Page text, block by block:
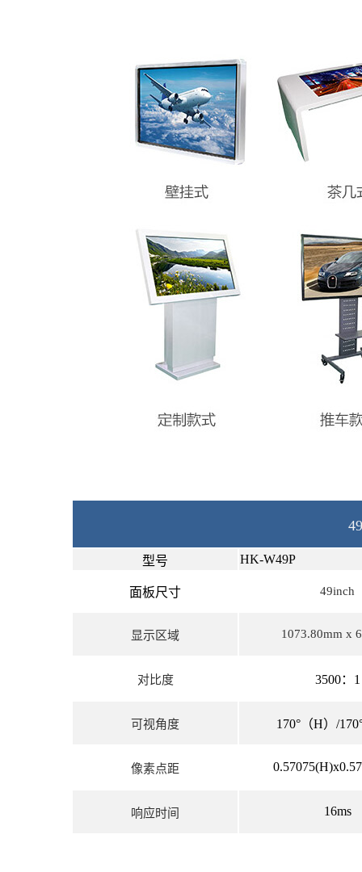
型号 HK-W49P
面板尺寸 49inch
显示区域 1073.80mm x
对比度 3500：1
可视角度 170°（H）/
像素点距
响应时间 16ms